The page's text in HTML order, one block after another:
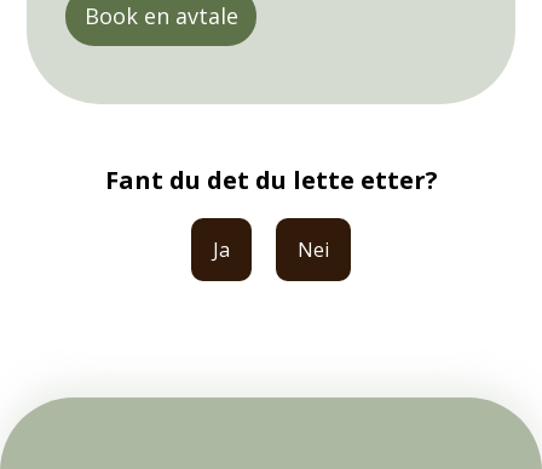
Book en avtale
Fant du det du lette etter?
Ja Nei